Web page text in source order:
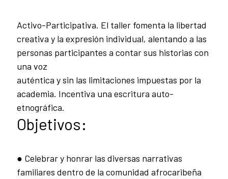
Activo-Participativa. El taller fomenta la libertad
creativa y la expresión individual, alentando a las
personas participantes a contar sus historias con
una voz
auténtica y sin las limitaciones impuestas por la
academia. Incentiva una escritura auto-
etnográfica.
Objetivos:
● Celebrar y honrar las diversas narrativas
familiares dentro de la comunidad afrocaribeña